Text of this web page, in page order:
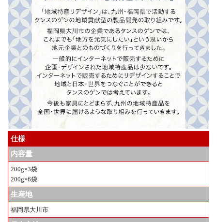
仕様
内容量
200g×3袋
200g×6袋
生産地
福岡県大川市